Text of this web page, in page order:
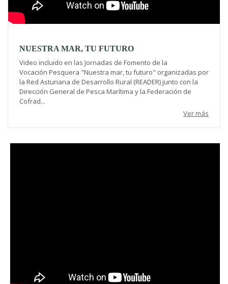
NUESTRA MAR, TU FUTURO
Video incluido en las Jornadas de Fomento de la
Vocación Pesquera "Nuestra mar, tu futuro" organizadas por
la Red Asturiana de Desarrollo Rural (READER) junto con la
Dirección General de Pesca Marítima y la Federación de
Cofrad...
Ver más